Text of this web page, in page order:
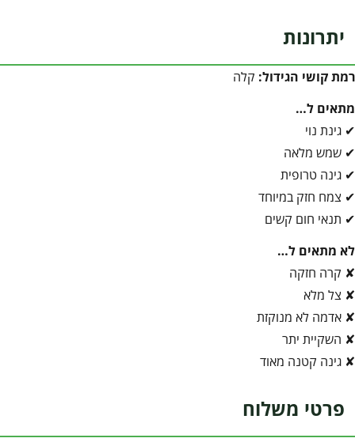
יתרונות
רמת קושי הגידול: קלה
מתאים ל…
✔ גינת נוי
✔ שמש מלאה
✔ גינה טרופית
✔ צמח חזק במיוחד
✔ תנאי חום קשים
לא מתאים ל…
✘ קרה חזקה
✘ צל מלא
✘ אדמה לא מנוקזת
✘ השקיית יתר
✘ גינה קטנה מאוד
פרטי משלוח